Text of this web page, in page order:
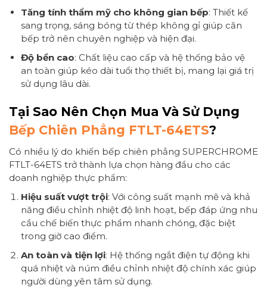
Tăng tính thẩm mỹ cho không gian bếp: Thiết kế
sang trọng, sáng bóng từ thép không gỉ giúp căn
bếp trở nên chuyên nghiệp và hiện đại.
Độ bền cao: Chất liệu cao cấp và hệ thống bảo vệ
an toàn giúp kéo dài tuổi thọ thiết bị, mang lại giá trị
sử dụng lâu dài.
Tại Sao Nên Chọn Mua Và Sử Dụng
Bếp Chiên Phẳng FTLT-64ETS?
Có nhiều lý do khiến bếp chiên phẳng SUPERCHROME
FTLT-64ETS trở thành lựa chọn hàng đầu cho các
doanh nghiệp thực phẩm:
Hiệu suất vượt trội: Với công suất mạnh mẽ và khả
năng điều chỉnh nhiệt độ linh hoạt, bếp đáp ứng nhu
cầu chế biến thực phẩm nhanh chóng, đặc biệt
trong giờ cao điểm.
An toàn và tiện lợi: Hệ thống ngắt điện tự động khi
quá nhiệt và núm điều chỉnh nhiệt độ chính xác giúp
người dùng yên tâm sử dụng.